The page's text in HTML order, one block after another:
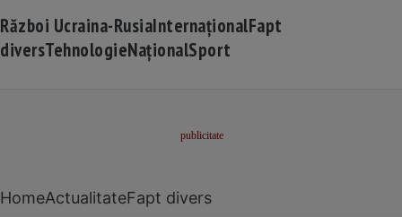
Război Ucraina-RusiaInternaționalFapt
diversTehnologieNaționalSport
HomeActualitateFapt divers